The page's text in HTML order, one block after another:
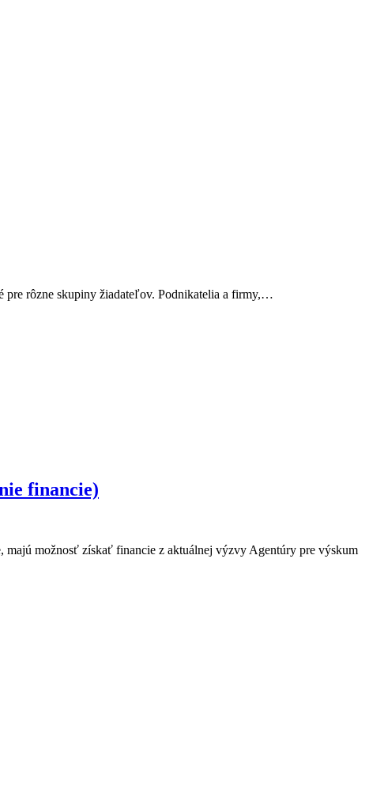
pre rôzne skupiny žiadateľov. Podnikatelia a firmy,…
financie)
majú možnosť získať financie z aktuálnej výzvy Agentúry pre výskum